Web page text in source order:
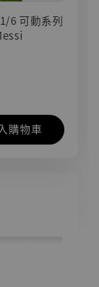
6 可動系列
購物車